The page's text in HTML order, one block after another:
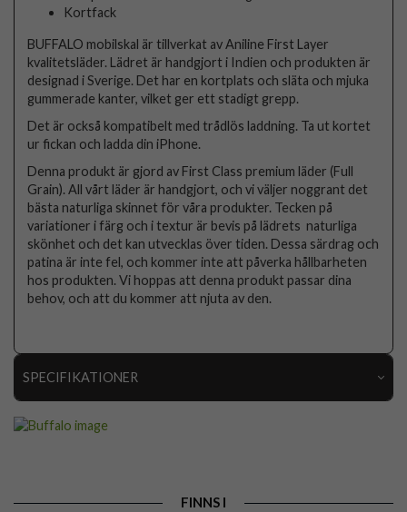
Kortfack
BUFFALO mobilskal är tillverkat av Aniline First Layer
kvalitetsläder. Lädret är handgjort i Indien och produkten är
designad i Sverige. Det har en kortplats och släta och mjuka
gummerade kanter, vilket ger ett stadigt grepp.
Det är också kompatibelt med trådlös laddning. Ta ut kortet
ur fickan och ladda din iPhone.
Denna produkt är gjord av First Class premium läder (Full
Grain). All vårt läder är handgjort, och vi väljer noggrant det
bästa naturliga skinnet för våra produkter. Tecken på
variationer i färg och i textur är bevis på lädrets naturliga
skönhet och det kan utvecklas över tiden. Dessa särdrag och
patina är inte fel, och kommer inte att påverka hållbarheten
hos produkten. Vi hoppas att denna produkt passar dina
behov, och att du kommer att njuta av den.
SPECIFIKATIONER
FINNS I